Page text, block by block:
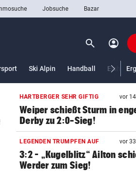
Jobsuche Bazar
search Suchen
account_circle
Ski Alpin Handball
HARTBERGER SEHR GIFTIG vor
Weiper schießt Sturm in
Derby zu 2:0-Sieg!
LEGENDEN TRUMPFEN AUF vor
3:2 – „Kugelblitz“ Ailton
Werder zum Sieg!